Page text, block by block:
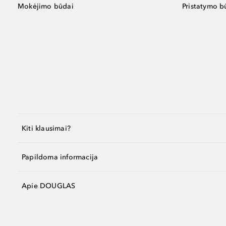
Mokėjimo būdai Pristatymo
Kiti klausimai?
Papildoma informacija
Apie DOUGLAS